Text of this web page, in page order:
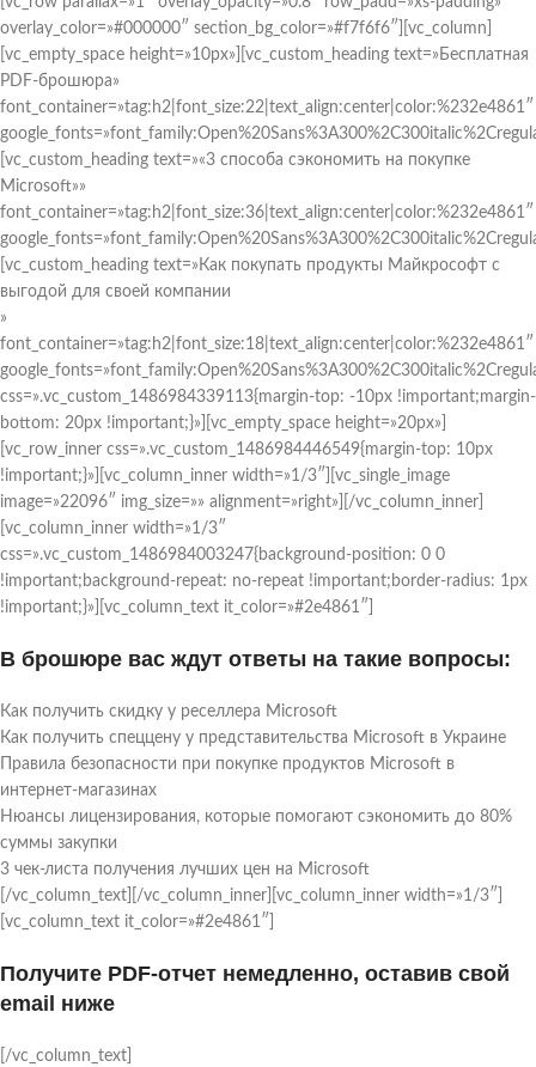
overlay_color=»#000000″ section_bg_color=»#f7f6f6″][vc_column]
[vc_empty_space height=»10px»][vc_custom_heading text=»Бесплатная
PDF-брошюра»
font_container=»tag:h2|font_size:22|text_align:center|color:%232e4861″
[vc_custom_heading text=»«3 способа сэкономить на покупке
Microsoft»»
font_container=»tag:h2|font_size:36|text_align:center|color:%232e4861″
[vc_custom_heading text=»Как покупать продукты Майкрософт с
выгодой для своей компании
»
font_container=»tag:h2|font_size:18|text_align:center|color:%232e4861″
css=».vc_custom_1486984339113{margin-top: -10px !important;margin-
bottom: 20px !important;}»][vc_empty_space height=»20px»]
[vc_row_inner css=».vc_custom_1486984446549{margin-top: 10px
!important;}»][vc_column_inner width=»1/3″][vc_single_image
image=»22096″ img_size=»» alignment=»right»][/vc_column_inner]
[vc_column_inner width=»1/3″
css=».vc_custom_1486984003247{background-position: 0 0
!important;background-repeat: no-repeat !important;border-radius: 1px
!important;}»][vc_column_text it_color=»#2e4861″]
В брошюре вас ждут ответы на такие вопросы:
Как получить скидку у реселлера Microsoft
Как получить спеццену у представительства Microsoft в Украине
Правила безопасности при покупке продуктов Microsoft в
интернет-магазинах
Нюансы лицензирования, которые помогают сэкономить до 80%
суммы закупки
3 чек-листа получения лучших цен на Microsoft
[/vc_column_text][/vc_column_inner][vc_column_inner width=»1/3″]
[vc_column_text it_color=»#2e4861″]
Получите PDF-отчет немедленно, оставив свой
email ниже
[/vc_column_text]